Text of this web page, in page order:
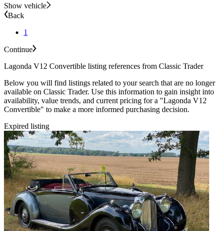
Show vehicle
Back
1
Continue
Lagonda V12 Convertible listing references from Classic Trader
Below you will find listings related to your search that are no longer
available on Classic Trader. Use this information to gain insight into
availability, value trends, and current pricing for a "Lagonda V12
Convertible" to make a more informed purchasing decision.
Expired listing